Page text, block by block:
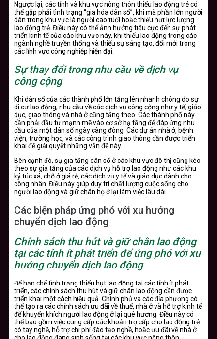
Ngược lại, các tỉnh và khu vực nông thôn thiếu lao động trẻ có
thể gặp phải tình trạng “già hóa dân số”, khi mà phần lớn người
dân trong khu vực là người cao tuổi hoặc thiếu hụt lực lượng
lao động trẻ. Điều này có thể ảnh hưởng tiêu cực đến sự phát
triển kinh tế của các khu vực này, khi thiếu lao động trong các
ngành nghề truyền thống và thiếu sự sáng tạo, đổi mới trong
các lĩnh vực công nghiệp hiện đại.
Sự thay đổi trong nhu cầu về dịch vụ
công cộng
Khi dân số của các thành phố lớn tăng lên nhanh chóng do sự
di cư lao động, nhu cầu về các dịch vụ công cộng như y tế, giáo
dục, giao thông và nhà ở cũng tăng theo. Các thành phố này
cần phải đầu tư mạnh mẽ vào cơ sở hạ tầng để đáp ứng nhu
cầu của một dân số ngày càng đông. Các dự án nhà ở, bệnh
viện, trường học, và các công trình giao thông cần được triển
khai để giải quyết những vấn đề này.
Bên cạnh đó, sự gia tăng dân số ở các khu vực đô thị cũng kéo
theo sự gia tăng của các dịch vụ hỗ trợ lao động như các khu
ký túc xá, chỗ ở giá rẻ, các dịch vụ y tế và giáo dục dành cho
công nhân. Điều này giúp duy trì chất lượng cuộc sống cho
người lao động và giữ chân họ ở lại làm việc lâu dài.
Các biện pháp ứng phó với xu hướng
chuyển dịch lao động
Chính sách thu hút và giữ chân lao động
tại các tỉnh ít phát triển để ứng phó với xu
hướng chuyển dịch lao động
Để hạn chế tình trạng thiếu hụt lao động tại các tỉnh ít phát
triển, các chính sách thu hút và giữ chân lao động cần được
triển khai một cách hiệu quả. Chính phủ và các địa phương có
thể tạo ra các chính sách ưu đãi về thuế, nhà ở và hỗ trợ kinh tế
để khuyến khích người lao động ở lại quê hương. Điều này có
thể bao gồm việc cung cấp các khoản trợ cấp cho lao động trẻ
có tay nghề, hỗ trợ chi phí đào tạo nghề, hoặc ưu đãi về nhà ở